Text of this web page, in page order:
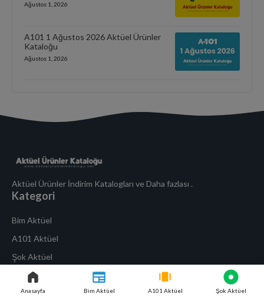
Ağustos 1, 2026
A101 1 Ağustos 2026 Aktüel Ürünler
Kataloğu
Ağustos 1, 2026
Aktüel Ürünler İndirim Katalogları ve Daha fazlası .
Kategori
Bim Aktüel
A101 Aktüel
Şok Aktüel
Kurumsal
Anasayfa Bim Aktüel A101 Aktüel Şok Aktüel